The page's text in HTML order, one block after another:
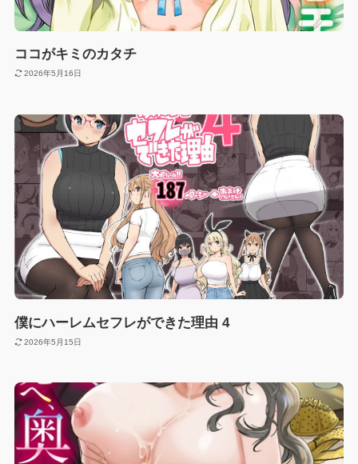
ココがキミのカタチ
2026年5月16日
僕にハーレムセフレができた理由 4
2026年5月15日